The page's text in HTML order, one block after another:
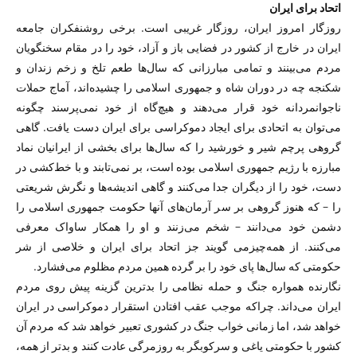
اتحاد برای ایران
روزگار امروز ایران، روزگار غریبی است. برخی روشنفکران جامعه
ایران در خارج از کشور در فضایی باز و آزاد، خود را در مقام سخنگویان
مردم می‌بینند و تمامی مبارزانی که سال‌ها طعم تلخ و زخم زندان و
شکنجه چه در دوران شاه و جمهوری اسلامی را چشیده‌اند، آماج حملات
ناجوانمردانه خود قرار می‌دهند و هیچ‌گاه از خود نمی‌پرسند چگونه
می‌توان به اتحادی برای ایجاد دموکراسی برای ایران دست یافت. گاهی
گروهی پرچم شیر و خورشید را که سال‌ها برای بخشی از ایرانیان نماد
مبارزه با رژیم جمهوری اسلامی بوده است، بر نمی‌تابند و با خط‌کشی در
دست، خود را از دیگران جدا می‌کنند و گاهی اندیشه‌ها و نگرش شریعتی
را − که هنوز گروهی بر سر آرمان‌های آنها حکومت جمهوری اسلامی را
دشمن خود می‌دانند − شخم می‌زنند و او را همکار ساواک معرفی
می‌کنند. از همه‌چیزمی گویند جز اتحاد برای ایران و خلاصی از شر
حکومتی که سال‌ها پای خود را بر گرده همین مردم مظلوم می‌فشارد.
نگارنده همواره جنگ و حمله نظامی را بدترین گزینه پیش روی مردم
ایران می‌داند. چراکه موجب عقب افتادن استقرار دموکراسی در ایران
خواهد شد، اما زمانی خواب جنگ در کشوری تعبیر خواهد شد که مردم آن
کشور با حکومتی یاغی و سرکوبگر به روزمرگی عادت کنند و بدتر از همه،